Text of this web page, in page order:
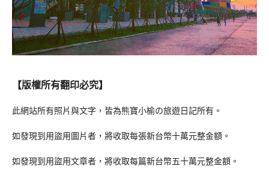
【版權所有翻印必究】
此網站所有照片與文字，皆為熊寶小榆の旅遊日記所有。
如發現到用盜用圖片者，將收取每張新台幣十萬元整金額。
如發現到用盜用文章者，將收取每篇新台幣五十萬元整金額。